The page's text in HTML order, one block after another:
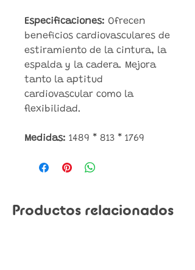
Especificaciones: Ofrecen
beneficios cardiovasculares de
estiramiento de la cintura, la
espalda y la cadera. Mejora
tanto la aptitud
cardiovascular como la
flexibilidad.
Medidas: 1489 * 813 * 1769
Productos relacionados